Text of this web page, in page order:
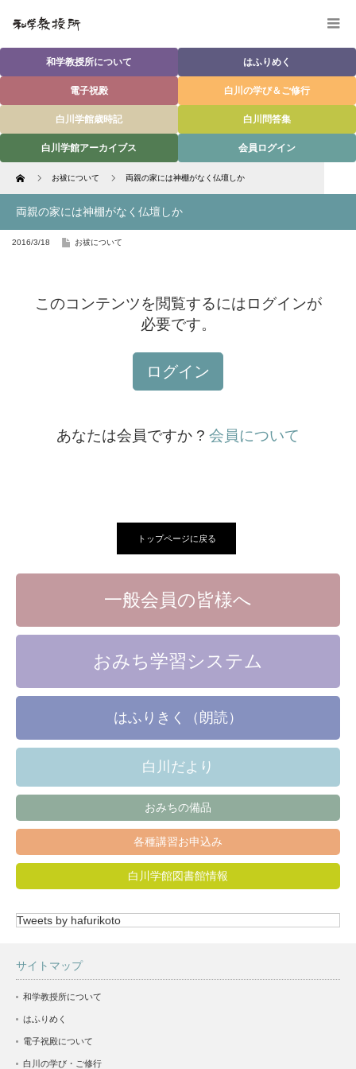
和学教授所について はふりめく
電子祝殿 白川の学び＆ご修行
白川学館歳時記 白川問答集
白川学館アーカイブス 会員ログイン
Home お祓について 両親の家には神棚がなく仏壇しか
両親の家には神棚がなく仏壇しか
2016/3/18 お祓について
このコンテンツを閲覧するにはログインが
必要です。
ログイン
あなたは会員ですか ? 会員について
トップページに戻る
一般会員の皆様へ
おみち学習システム
はふりきく（朗読）
白川だより
おみちの備品
各種講習お申込み
白川学館図書館情報
Tweets by hafurikoto
サイトマップ
和学教授所について
はふりめく
電子祝殿について
白川の学び・ご修行